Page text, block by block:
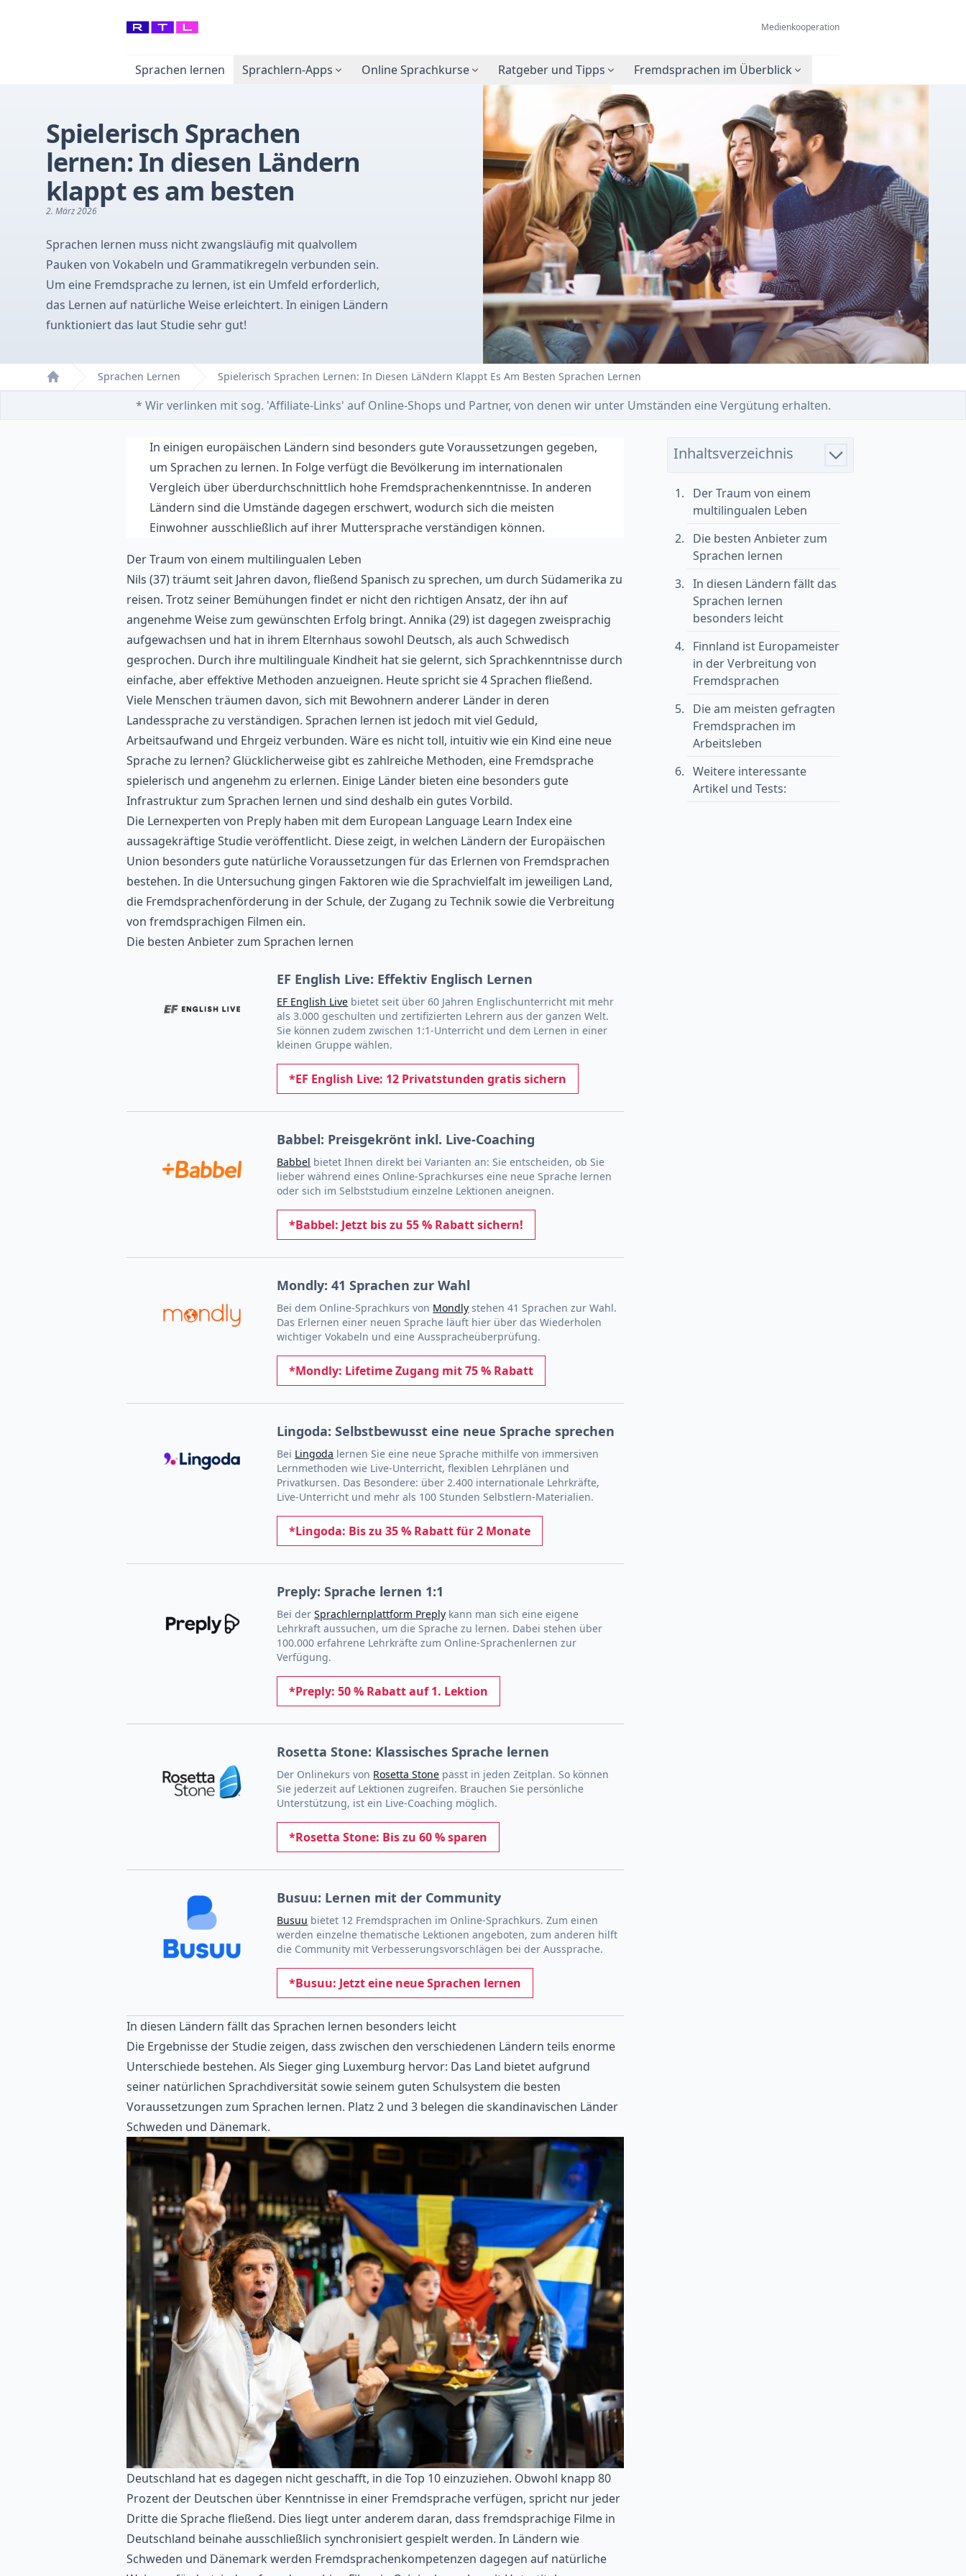
Medienkooperation
Sprachen lernen Sprachlern-Apps Online Sprachkurse Ratgeber und Tipps Fremdsprachen im Überblick
Spielerisch Sprachen
lernen: In diesen Ländern
klappt es am besten
2. März 2026
Sprachen lernen muss nicht zwangsläufig mit qualvollem
Pauken von Vokabeln und Grammatikregeln verbunden sein.
Um eine Fremdsprache zu lernen, ist ein Umfeld erforderlich,
das Lernen auf natürliche Weise erleichtert. In einigen Ländern
funktioniert das laut Studie sehr gut!
Home
Sprachen Lernen Spielerisch Sprachen Lernen: In Diesen LäNdern Klappt Es Am Besten Sprachen Lernen
* Wir verlinken mit sog. 'Affiliate-Links' auf Online-Shops und Partner, von denen wir unter Umständen eine Vergütung erhalten.
In einigen europäischen Ländern sind besonders gute Voraussetzungen gegeben,
um Sprachen zu lernen. In Folge verfügt die Bevölkerung im internationalen
Vergleich über überdurchschnittlich hohe Fremdsprachenkenntnisse. In anderen
Ländern sind die Umstände dagegen erschwert, wodurch sich die meisten
Einwohner ausschließlich auf ihrer Muttersprache verständigen können.
Der Traum von einem multilingualen Leben
Nils (37) träumt seit Jahren davon, fließend Spanisch zu sprechen, um durch Südamerika zu
reisen. Trotz seiner Bemühungen findet er nicht den richtigen Ansatz, der ihn auf
angenehme Weise zum gewünschten Erfolg bringt. Annika (29) ist dagegen zweisprachig
aufgewachsen und hat in ihrem Elternhaus sowohl Deutsch, als auch Schwedisch
gesprochen. Durch ihre multilinguale Kindheit hat sie gelernt, sich Sprachkenntnisse durch
einfache, aber effektive Methoden anzueignen. Heute spricht sie 4 Sprachen fließend.
Viele Menschen träumen davon, sich mit Bewohnern anderer Länder in deren
Landessprache zu verständigen. Sprachen lernen ist jedoch mit viel Geduld,
Arbeitsaufwand und Ehrgeiz verbunden. Wäre es nicht toll, intuitivwie ein Kind eine neue
Sprache zu lernen? Glücklicherweise gibt es zahlreiche Methoden, eine Fremdsprache
spielerisch und angenehm zu erlernen. Einige Länder bieten eine besonders gute
Infrastruktur zum Sprachen lernen und sind deshalb ein gutes Vorbild.
Die Lernexperten von Preply haben mit dem European Language Learn Index eine
aussagekräftige Studie veröffentlicht. Diese zeigt, in welchen Ländern der Europäischen
Union besonders gute natürliche Voraussetzungen für das Erlernen von Fremdsprachen
bestehen. In die Untersuchung gingen Faktoren wie die Sprachvielfalt im jeweiligen Land,
die Fremdsprachenförderung in der Schule, der Zugang zu Technik sowie die Verbreitung
von fremdsprachigen Filmen ein.
Die besten Anbieter zum Sprachen lernen
EF English Live: Effektiv Englisch Lernen
EF English Live bietet seit über 60 Jahren Englischunterricht mit mehr
als 3.000 geschulten und zertifizierten Lehrern aus der ganzen Welt.
Sie können zudem zwischen 1:1-Unterricht und dem Lernen in einer
kleinen Gruppe wählen.
*EF English Live: 12 Privatstunden gratis sichern
Babbel: Preisgekrönt inkl. Live-Coaching
Babbel bietet Ihnen direkt bei Varianten an: Sie entscheiden, ob Sie
lieber während eines Online-Sprachkurses eine neue Sprache lernen
oder sich im Selbststudium einzelne Lektionen aneignen.
*Babbel: Jetzt bis zu 55 % Rabatt sichern!
Mondly: 41 Sprachen zur Wahl
Bei dem Online-Sprachkurs von Mondly stehen 41 Sprachen zur Wahl.
Das Erlernen einer neuen Sprache läuft hier über das Wiederholen
wichtiger Vokabeln und eine Ausspracheüberprüfung.
*Mondly: Lifetime Zugang mit 75 % Rabatt
Lingoda: Selbstbewusst eine neue Sprache sprechen
Bei Lingoda lernen Sie eine neue Sprache mithilfe von immersiven
Lernmethoden wie Live-Unterricht, flexiblen Lehrplänen und
Privatkursen. Das Besondere: über 2.400 internationale Lehrkräfte,
Live-Unterricht und mehr als 100 Stunden Selbstlern-Materialien.
*Lingoda: Bis zu 35 % Rabatt für 2 Monate
Preply: Sprache lernen 1:1
Bei derSprachlernplattform Preply kann man sich eine eigene
Lehrkraft aussuchen, um die Sprache zu lernen. Dabei stehen über
100.000 erfahrene Lehrkräfte zum Online-Sprachenlernen zur
Verfügung.
*Preply: 50 % Rabatt auf 1. Lektion
Rosetta Stone: Klassisches Sprache lernen
Der Onlinekurs von Rosetta Stone passt in jeden Zeitplan. So können
Sie jederzeit auf Lektionen zugreifen. Brauchen Sie persönliche
Unterstützung, ist ein Live-Coaching möglich.
*Rosetta Stone: Bis zu 60 % sparen
Busuu: Lernen mit der Community
Busuu bietet 12 Fremdsprachen im Online-Sprachkurs. Zum einen
werden einzelne thematische Lektionen angeboten, zum anderen hilft
die Community mit Verbesserungsvorschlägen bei der Aussprache.
*Busuu: Jetzt eine neue Sprachen lernen
In diesen Ländern fällt das Sprachen lernen besonders leicht
Die Ergebnisse der Studie zeigen, dass zwischen den verschiedenen Ländern teils enorme
Unterschiede bestehen. Als Sieger ging Luxemburg hervor: Das Land bietet aufgrund
seiner natürlichen Sprachdiversität sowie seinem guten Schulsystem die besten
Voraussetzungen zum Sprachen lernen. Platz 2 und 3 belegen die skandinavischen Länder
Schweden und Dänemark.
Deutschland hat es dagegen nicht geschafft, in die Top 10 einzuziehen. Obwohl knapp 80
Prozent der Deutschen über Kenntnisse in einer Fremdsprache verfügen, spricht nur jeder
Dritte die Sprache fließend. Dies liegt unter anderem daran, dass fremdsprachige Filme in
Deutschland beinahe ausschließlich synchronisiert gespielt werden. In Ländern wie
Schweden und Dänemark werden Fremdsprachenkompetenzen dagegen auf natürliche
Inhaltsverzeichnis
Der Traum von einem
multilingualen Leben
Die besten Anbieter zum
Sprachen lernen
In diesen Ländern fällt das
Sprachen lernen
besonders leicht
Finnland ist Europameister
in der Verbreitung von
Fremdsprachen
Die am meisten gefragten
Fremdsprachen im
Arbeitsleben
Weitere interessante
Artikel und Tests: